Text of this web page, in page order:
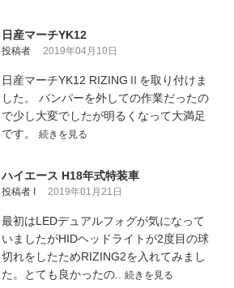
日産マーチYK12
投稿者 2019年04月10日
日産マーチYK12 RIZINGⅡを取り付けま
した。 バンパーを外しての作業だったの
で少し大変でしたが明るくなって大満足
です。 続きを見る
ハイエース H18年式特装車
投稿者 I 2019年01月21日
最初はLEDデュアルフォグが気になって
いましたがHIDヘッドライトが2度目の球
切れをしたためRIZING2を入れてみまし
た。とても良かったの.. 続きを見る